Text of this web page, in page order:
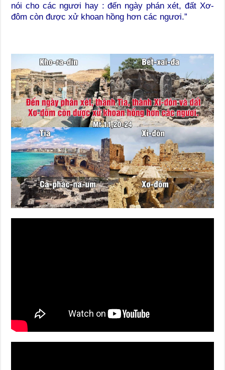
nói cho các ngươi hay : đến ngày phán xét, đất Xơ-
đôm còn được xử khoan hồng hơn các ngươi.”